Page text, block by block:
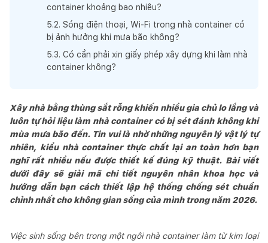
container khoảng bao nhiêu?
5.2. Sóng điện thoại, Wi‑Fi trong nhà container có
bị ảnh hưởng khi mưa bão không?
5.3. Có cần phải xin giấy phép xây dựng khi làm nhà
container không?
Xây nhà bằng thùng sắt rỗng khiến nhiều gia chủ lo lắng và
luôn tự hỏi liệu làm nhà container có bị sét đánh không khi
mùa mưa bão đến. Tin vui là nhờ những nguyên lý vật lý tự
nhiên, kiểu nhà container thực chất lại an toàn hơn bạn
nghĩ rất nhiều nếu được thiết kế đúng kỹ thuật. Bài viết
dưới đây sẽ giải mã chi tiết nguyên nhân khoa học và
hướng dẫn bạn cách thiết lập hệ thống chống sét chuẩn
chỉnh nhất cho không gian sống của mình trong năm 2026.
Việc sinh sống bên trong một ngôi nhà container làm từ kim loại